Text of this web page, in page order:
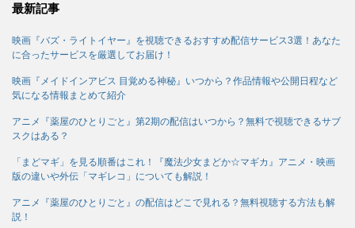
最新記事
映画『バズ・ライトイヤー』を視聴できるおすすめ配信サービス3選！あなた
に合ったサービスを厳選してお届け！
映画『メイドインアビス 目覚める神秘』いつから？作品情報や公開日程など
気になる情報まとめて紹介
アニメ『薬屋のひとりごと』第2期の配信はいつから？無料で視聴できるサブ
スクはある？
「まどマギ」を見る順番はこれ！『魔法少女まどか☆マギカ』アニメ・映画
版の違いや外伝「マギレコ」についても解説！
アニメ『薬屋のひとりごと』の配信はどこで見れる？無料視聴する方法も解
説！